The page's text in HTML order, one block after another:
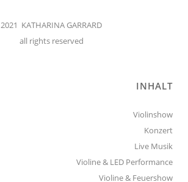
2021 KATHARINA GARRARD
all rights reserved
INHALT
Violinshow
Konzert
Live Musik
Violine & LED Performance
Violine & Feuershow